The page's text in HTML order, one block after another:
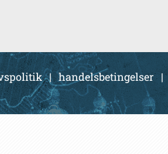
|handelsbetingelser |